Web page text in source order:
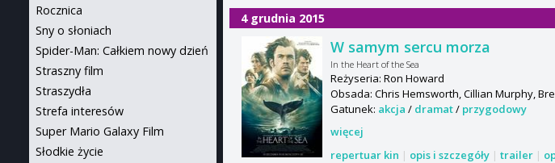
4 grudnia 2015
W samym sercu morza
In the Heart of the Sea
Reżyseria: Ron Howard
Obsada: Chris Hemsworth, Cillian Murphy,
Gatunek: akcja / dramat/ przygodowy
więcej
repertuar kin | opis i szczegóły | trailer |
Rocznica
Sny o słoniach
Spider-Man: Całkiem nowy dzień
Straszny film
Straszydła
Strefa interesów
Super Mario Galaxy Film
Słodkie życie